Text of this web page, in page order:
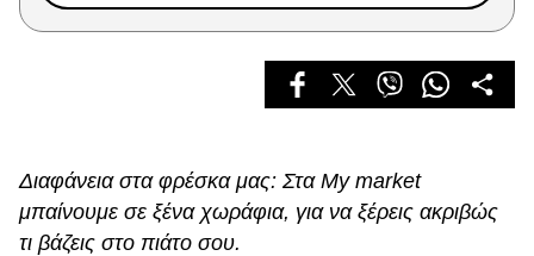
True Stories
Living
Διαφάνεια στα φρέσκα μας: Στα My market
μπαίνουμε σε ξένα χωράφια, για να ξέρεις ακριβώς
τι βάζεις στο πιάτο σου.